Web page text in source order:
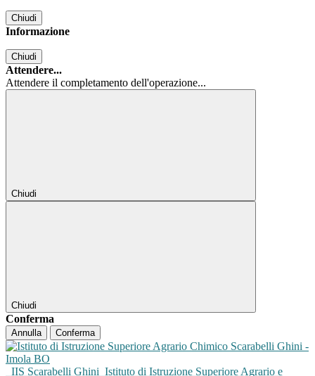
Chiudi
Informazione
Chiudi
Attendere...
Attendere il completamento dell'operazione...
Chiudi
Chiudi
Conferma
Annulla Conferma
IIS Scarabelli Ghini Istituto di Istruzione Superiore Agrario e